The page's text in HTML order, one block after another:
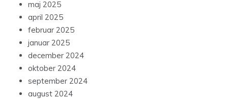
maj 2025
april 2025
februar 2025
januar 2025
december 2024
oktober 2024
september 2024
august 2024